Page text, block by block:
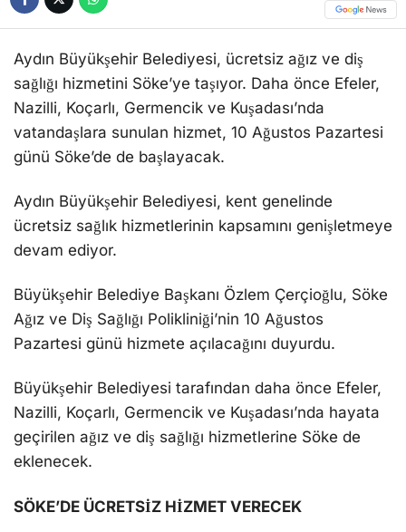
Aydın Büyükşehir Belediyesi, ücretsiz ağız ve diş
sağlığı hizmetini Söke’ye taşıyor. Daha önce Efeler,
Nazilli, Koçarlı, Germencik ve Kuşadası’nda
vatandaşlara sunulan hizmet, 10 Ağustos Pazartesi
günü Söke’de de başlayacak.
Aydın Büyükşehir Belediyesi, kent genelinde
ücretsiz sağlık hizmetlerinin kapsamını genişletmeye
devam ediyor.
Büyükşehir Belediye Başkanı Özlem Çerçioğlu, Söke
Ağız ve Diş Sağlığı Polikliniği’nin 10 Ağustos
Pazartesi günü hizmete açılacağını duyurdu.
Büyükşehir Belediyesi tarafından daha önce Efeler,
Nazilli, Koçarlı, Germencik ve Kuşadası’nda hayata
geçirilen ağız ve diş sağlığı hizmetlerine Söke de
eklenecek.
SÖKE’DE ÜCRETSİZ HİZMET VERECEK